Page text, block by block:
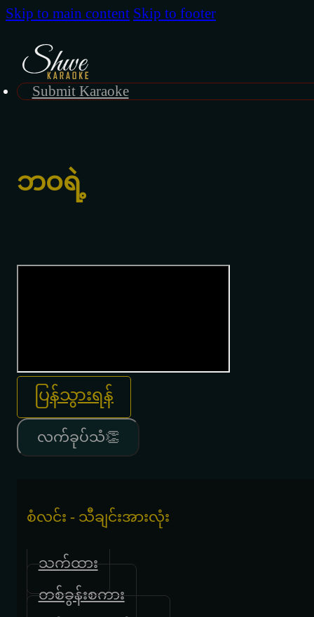
Skip to main content Skip to footer
Submit Karaoke
ဘဝရဲ့
ပြန်သွားရန်
လက်ခုပ်သံ👏
စံလင်း - သီချင်းအားလုံး
သက်ထား
တစ်ခွန်းစကား